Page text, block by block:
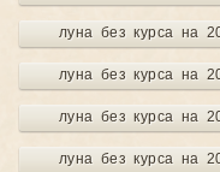
луна без курса на
луна без курса на
луна без курса на
луна без курса на